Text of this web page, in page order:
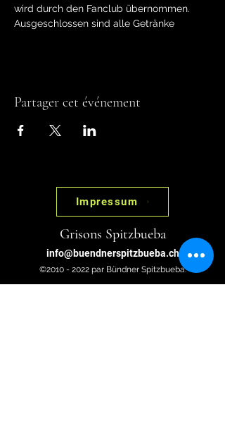
wird durch den Fanclub übernommen.
Ausgeschlossen sind alle Getränke
Partager cet événement
Impressum
Grisons Spitzbueba
info@buendnerspitzbueba.ch
©2010 - 2022 par Bündner Spitzbueba.